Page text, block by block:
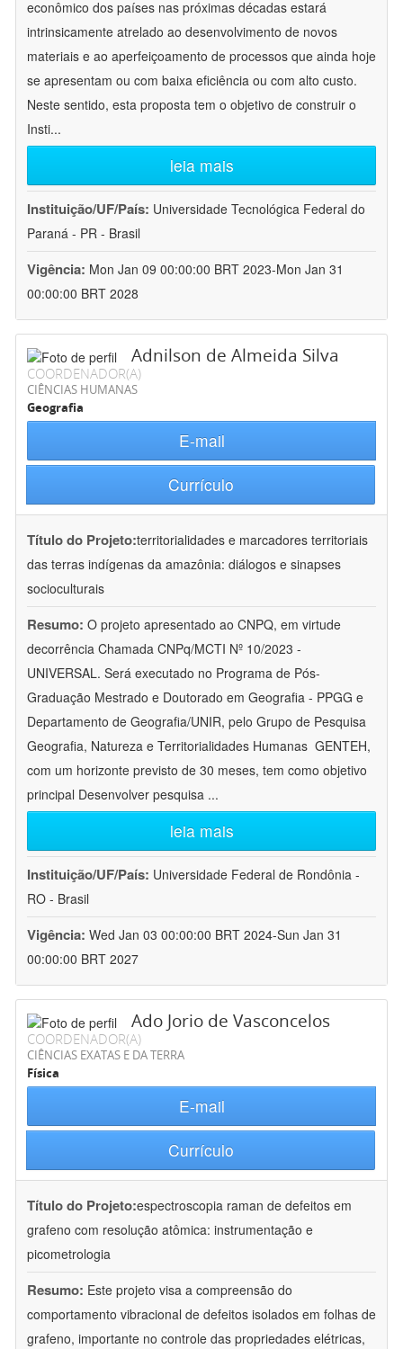
econômico dos países nas próximas décadas estará
intrinsicamente atrelado ao desenvolvimento de novos
materiais e ao aperfeiçoamento de processos que ainda hoje
se apresentam ou com baixa eficiência ou com alto custo.
Neste sentido, esta proposta tem o objetivo de construir o
Insti...
leia mais
Instituição/UF/País: Universidade Tecnológica Federal do
Paraná - PR - Brasil
Vigência: Mon Jan 09 00:00:00 BRT 2023-Mon Jan 31
00:00:00 BRT 2028
Adnilson de Almeida Silva
COORDENADOR(A)
CIÊNCIAS HUMANAS
Geografia
E-mail
Currículo
Título do Projeto:territorialidades e marcadores territoriais
das terras indígenas da amazônia: diálogos e sinapses
socioculturais
Resumo: O projeto apresentado ao CNPQ, em virtude
decorrência Chamada CNPq/MCTI Nº 10/2023 -
UNIVERSAL. Será executado no Programa de Pós-
Graduação Mestrado e Doutorado em Geografia - PPGG e
Departamento de Geografia/UNIR, pelo Grupo de Pesquisa
Geografia, Natureza e Territorialidades Humanas  GENTEH,
com um horizonte previsto de 30 meses, tem como objetivo
principal Desenvolver pesquisa ...
leia mais
Instituição/UF/País: Universidade Federal de Rondônia -
RO - Brasil
Vigência: Wed Jan 03 00:00:00 BRT 2024-Sun Jan 31
00:00:00 BRT 2027
Ado Jorio de Vasconcelos
COORDENADOR(A)
CIÊNCIAS EXATAS E DA TERRA
Física
E-mail
Currículo
Título do Projeto:espectroscopia raman de defeitos em
grafeno com resolução atômica: instrumentação e
picometrologia
Resumo: Este projeto visa a compreensão do
comportamento vibracional de defeitos isolados em folhas de
grafeno, importante no controle das propriedades elétricas,